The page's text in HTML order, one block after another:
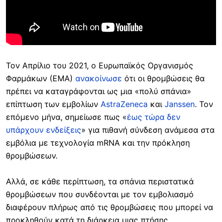
Τον Απρίλιο του 2021, ο Ευρωπαϊκός Οργανισμός
Φαρμάκων (ΕΜΑ) ανακοίνωσε ότι οι θρομβώσεις θα
πρέπει να καταγράφονται ως μια «πολύ σπάνια»
επίπτωση των εμβολίων AstraZeneca και Janssen. Τον
επόμενο μήνα, σημείωσε πως «έως τώρα δεν
υπάρχουν ενδείξεις» για πιθανή σύνδεση ανάμεσα στα
εμβόλια με τεχνολογία mRNA και την πρόκληση
θρομβώσεων.
Αλλά, σε κάθε περίπτωση, τα σπάνια περιστατικά
θρομβώσεων που συνδέονται με τον εμβολιασμό
διαφέρουν πλήρως από τις θρομβώσεις που μπορεί να
προκληθούν κατά τη διάρκεια μιας πτήσης.